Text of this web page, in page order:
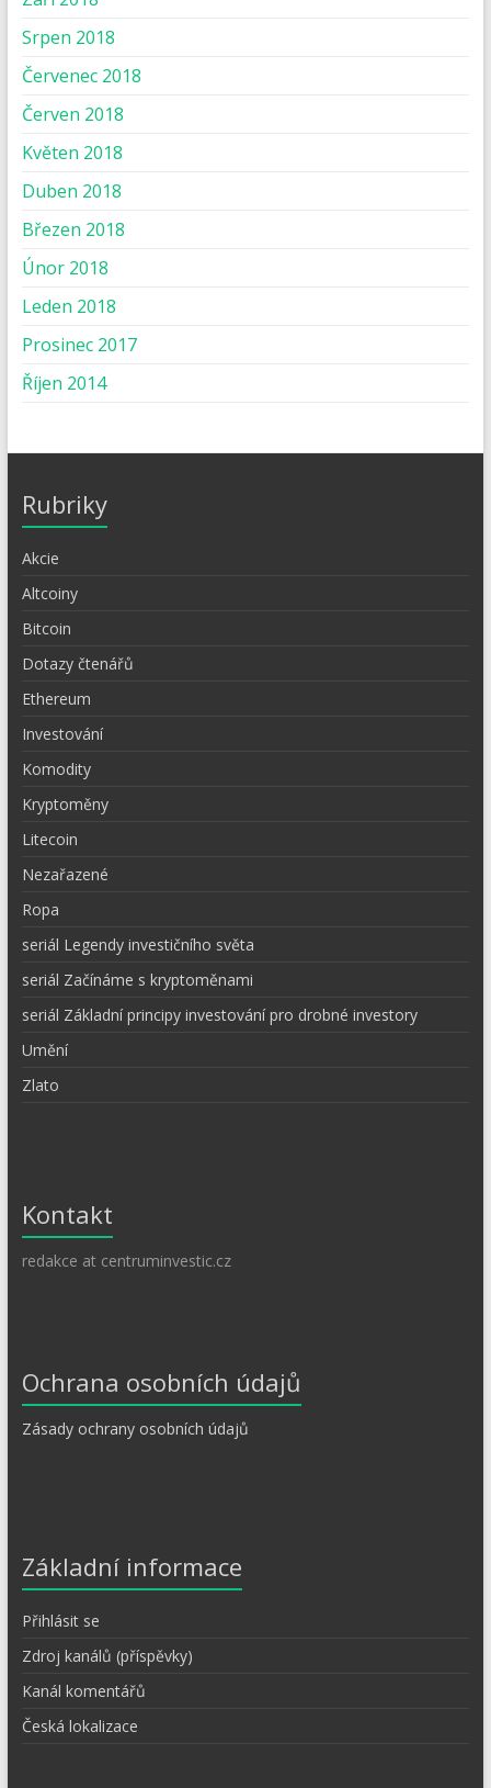
Srpen 2018
Červenec 2018
Červen 2018
Květen 2018
Duben 2018
Březen 2018
Únor 2018
Leden 2018
Prosinec 2017
Říjen 2014
Rubriky
Akcie
Altcoiny
Bitcoin
Dotazy čtenářů
Ethereum
Investování
Komodity
Kryptoměny
Litecoin
Nezařazené
Ropa
seriál Legendy investičního světa
seriál Začínáme s kryptoměnami
seriál Základní principy investování pro drobné investory
Umění
Zlato
Kontakt
redakce at centruminvestic.cz
Ochrana osobních údajů
Zásady ochrany osobních údajů
Základní informace
Přihlásit se
Zdroj kanálů (příspěvky)
Kanál komentářů
Česká lokalizace